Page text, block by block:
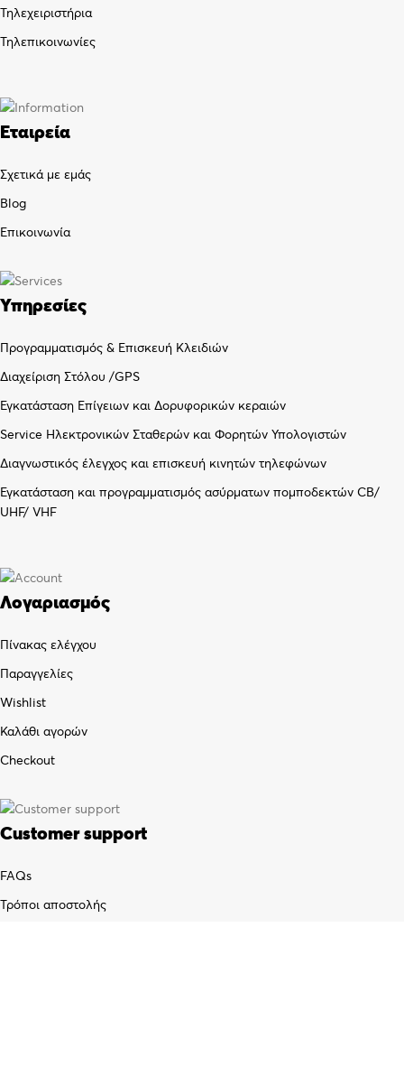
Τηλεχειριστήρια
Τηλεπικοινωνίες
Εταιρεία
Σχετικά με εμάς
Blog
Επικοινωνία
Υπηρεσίες
Προγραμματισμός & Επισκευή Κλειδιών
Διαχείριση Στόλου /GPS
Εγκατάσταση Επίγειων και Δορυφορικών κεραιών
Service Ηλεκτρονικών Σταθερών και Φορητών Υπολογιστών
Διαγνωστικός έλεγχος και επισκευή κινητών τηλεφώνων
Εγκατάσταση και προγραμματισμός ασύρματων πομποδεκτών CB/
UHF/ VHF
Λογαριασμός
Πίνακας ελέγχου
Παραγγελίες
Wishlist
Καλάθι αγορών
Checkout
Customer support
FAQs
Τρόποι αποστολής